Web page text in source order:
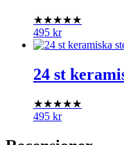
★★★★★
495 kr
24 st
★★★★★
495 kr